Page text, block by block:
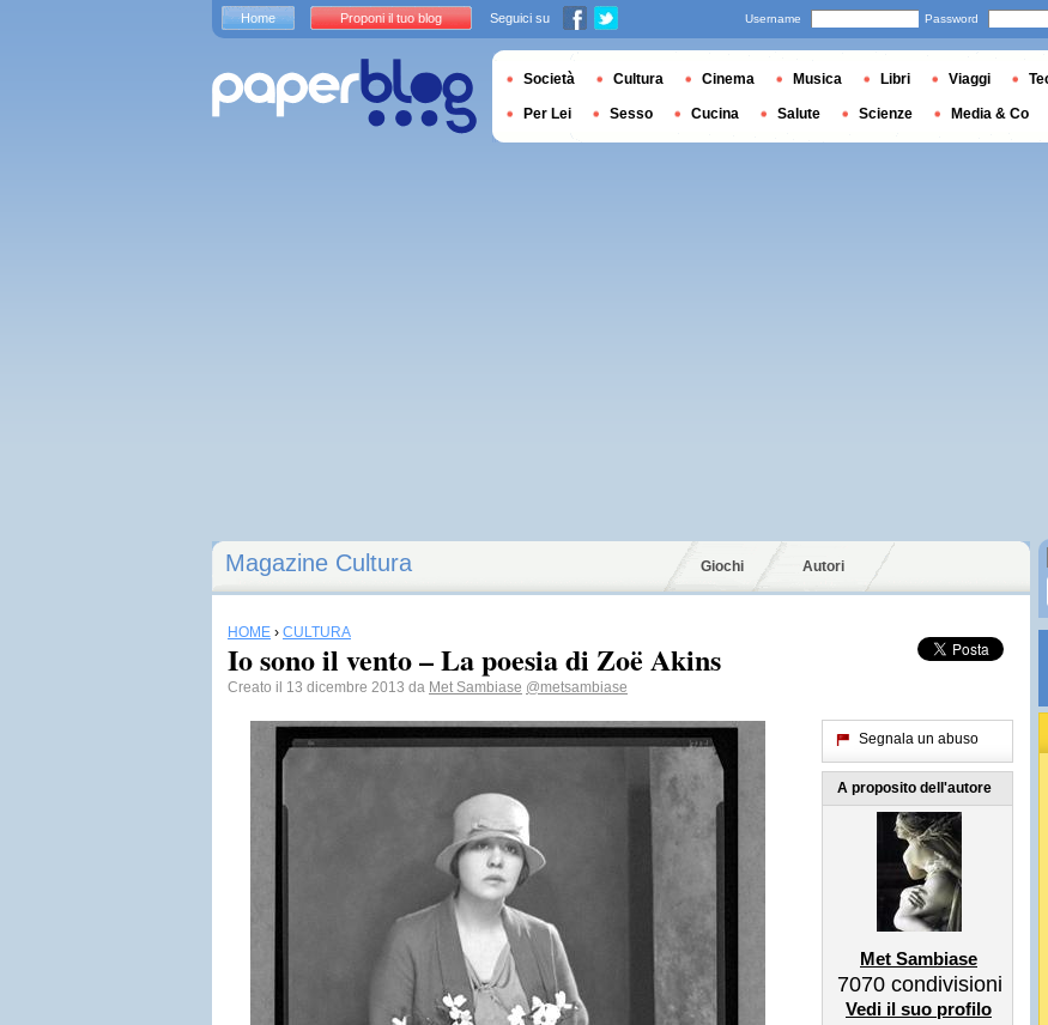
Magazine Cultura Giochi Autori
HOME › CULTURA
Io sono il vento – La poesia di Zoë Akins
Creato il 13 dicembre 2013 da Met Sambiase @metsambiase
Segnala un abuso
A proposito dell'autore
Met Sambiase
7070 condivisioni
Vedi il suo profilo
Home Proponi il tuo blog Seguici su Username Password
Società Cultura Cinema Musica Libri Viaggi
Per Lei Sesso Cucina Salute Scienze Media & Co